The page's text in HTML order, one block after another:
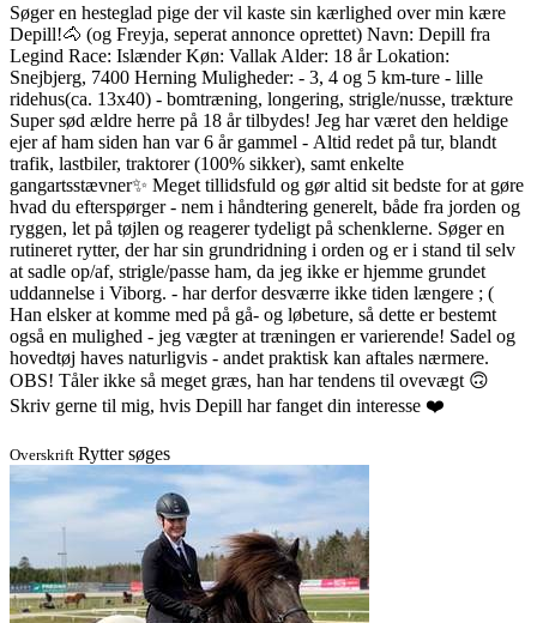
Søger en hesteglad pige der vil kaste sin kærlighed over min kære
Depill!🐴 (og Freyja, seperat annonce oprettet) Navn: Depill fra
Legind Race: Islænder Køn: Vallak Alder: 18 år Lokation:
Snejbjerg, 7400 Herning Muligheder: - 3, 4 og 5 km-ture - lille
ridehus(ca. 13x40) - bomtræning, longering, strigle/nusse, trækture
Super sød ældre herre på 18 år tilbydes! Jeg har været den heldige
ejer af ham siden han var 6 år gammel - Altid redet på tur, blandt
trafik, lastbiler, traktorer (100% sikker), samt enkelte
gangartsstævner✨ Meget tillidsfuld og gør altid sit bedste for at gøre
hvad du efterspørger - nem i håndtering generelt, både fra jorden og
ryggen, let på tøjlen og reagerer tydeligt på schenklerne. Søger en
rutineret rytter, der har sin grundridning i orden og er i stand til selv
at sadle op/af, strigle/passe ham, da jeg ikke er hjemme grundet
uddannelse i Viborg. - har derfor desværre ikke tiden længere ; (
Han elsker at komme med på gå- og løbeture, så dette er bestemt
også en mulighed - jeg vægter at træningen er varierende! Sadel og
hovedtøj haves naturligvis - andet praktisk kan aftales nærmere.
OBS! Tåler ikke så meget græs, han har tendens til ovevægt 🙃
Skriv gerne til mig, hvis Depill har fanget din interesse ❤️
Overskrift Rytter søges